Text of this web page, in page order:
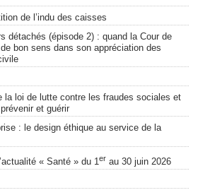
de l’indu des caisses
détachés (épisode 2) : quand la Cour de
bon sens dans son appréciation des
la loi de lutte contre les fraudes sociales et
et guérir
: le design éthique au service de la
« Santé » du 1er au 30 juin 2026